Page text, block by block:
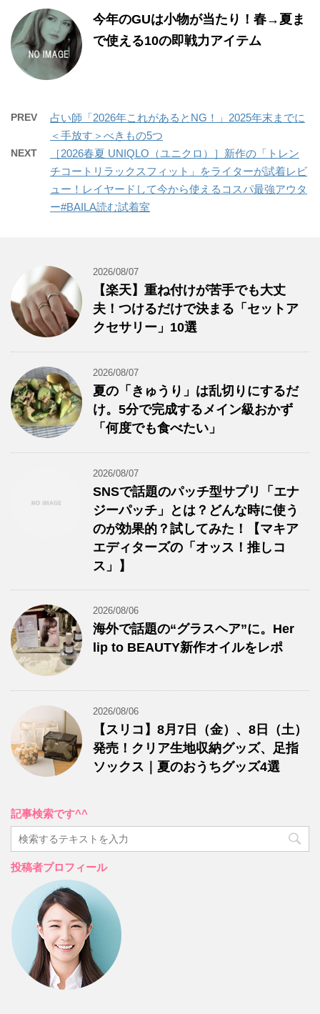
今年のGUは小物が当たり！春→夏ま
で使える10の即戦力アイテム
PREV
占い師「2026年これがあるとNG！」2025年末までに
＜手放す＞べきもの5つ
NEXT
［2026春夏 UNIQLO（ユニクロ）］新作の「トレン
チコートリラックスフィット」をライターが試着レビ
ュー！レイヤードして今から使えるコスパ最強アウタ
ー#BAILA読む試着室
2026/08/07
【楽天】重ね付けが苦手でも大丈
夫！つけるだけで決まる「セットア
クセサリー」10選
2026/08/07
夏の「きゅうり」は乱切りにするだ
け。5分で完成するメイン級おかず
「何度でも食べたい」
2026/08/07
SNSで話題のパッチ型サプリ「エナ
ジーパッチ」とは？どんな時に使う
のが効果的？試してみた！【マキア
エディターズの「オッス！推しコ
ス」】
2026/08/06
海外で話題の“グラスヘア”に。Her
lip to BEAUTY新作オイルをレポ
2026/08/06
【スリコ】8月7日（金）、8日（土）
発売！クリア生地収納グッズ、足指
ソックス｜夏のおうちグッズ4選
記事検索です^^
投稿者プロフィール